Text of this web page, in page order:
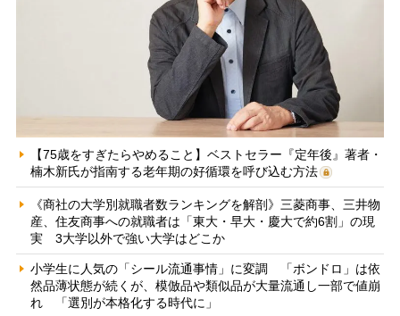
【75歳をすぎたらやめること】ベストセラー『定年後』著者・
楠木新氏が指南する老年期の好循環を呼び込む方法
《商社の大学別就職者数ランキングを解剖》三菱商事、三井物
産、住友商事への就職者は「東大・早大・慶大で約6割」の現
実 3大学以外で強い大学はどこか
小学生に人気の「シール流通事情」に変調 「ボンドロ」は依
然品薄状態が続くが、模倣品や類似品が大量流通し一部で値崩
れ 「選別が本格化する時代に」